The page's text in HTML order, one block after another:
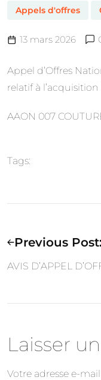
Appels d'offres
13 mars 2026
Appel d’Offres
relatif à
AAON 007
Tags:
Previous Post:
AVIS D’APPEL
Laisser
Votre adresse e-